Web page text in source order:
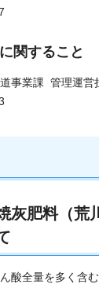
関すること
事業課 管理運
灰肥料（荒
酸全量を多く含